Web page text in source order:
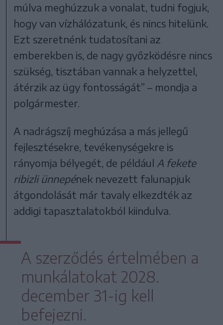
múlva meghúzzuk a vonalat, tudni fogjuk,
hogy van vízhálózatunk, és nincs hitelünk.
Ezt szeretnénk tudatosítani az
emberekben is, de nagy győzködésre nincs
szükség, tisztában vannak a helyzettel,
átérzik az ügy fontosságát” – mondja a
polgármester.
A nadrágszíj meghúzása a más jellegű
fejlesztésekre, tevékenységekre is
rányomja bélyegét, de például A fekete
ribizli ünnepének nevezett falunapjuk
átgondolását már tavaly elkezdték az
addigi tapasztalatokból kiindulva.
A szerződés értelmében a
munkálatokat 2028.
december 31-ig kell
befejezni.